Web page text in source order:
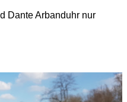
Dante Arbanduhr nur